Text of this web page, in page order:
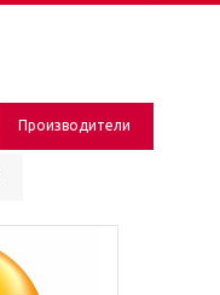
Производители